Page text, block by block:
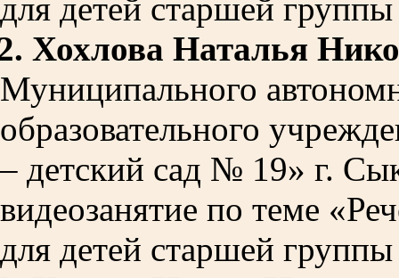
для детей старшей
Хохлова Наталья
Муниципального
образовательного
– детский сад № 19» г.
видеозанятие по теме
для детей старшей